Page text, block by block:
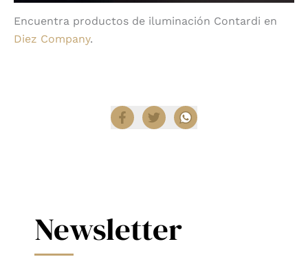
Encuentra productos de iluminación Contardi en
Diez Company.
Newsletter